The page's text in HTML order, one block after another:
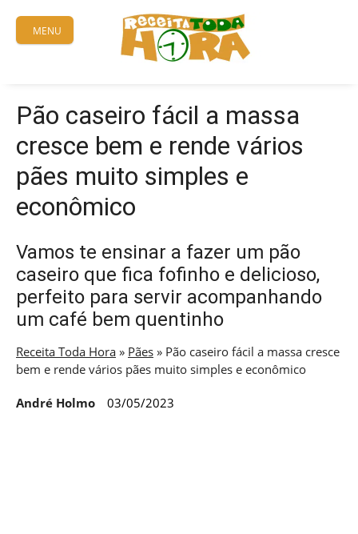
content
MENU
Pão caseiro fácil a massa
cresce bem e rende vários
pães muito simples e
econômico
Vamos te ensinar a fazer um pão
caseiro que fica fofinho e delicioso,
perfeito para servir acompanhando
um café bem quentinho
Receita Toda Hora » Pães » Pão caseiro fácil a massa cresce
bem e rende vários pães muito simples e econômico
André Holmo 03/05/2023